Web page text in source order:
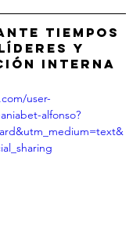
tiempos
y
Interna
user-
alfonso?